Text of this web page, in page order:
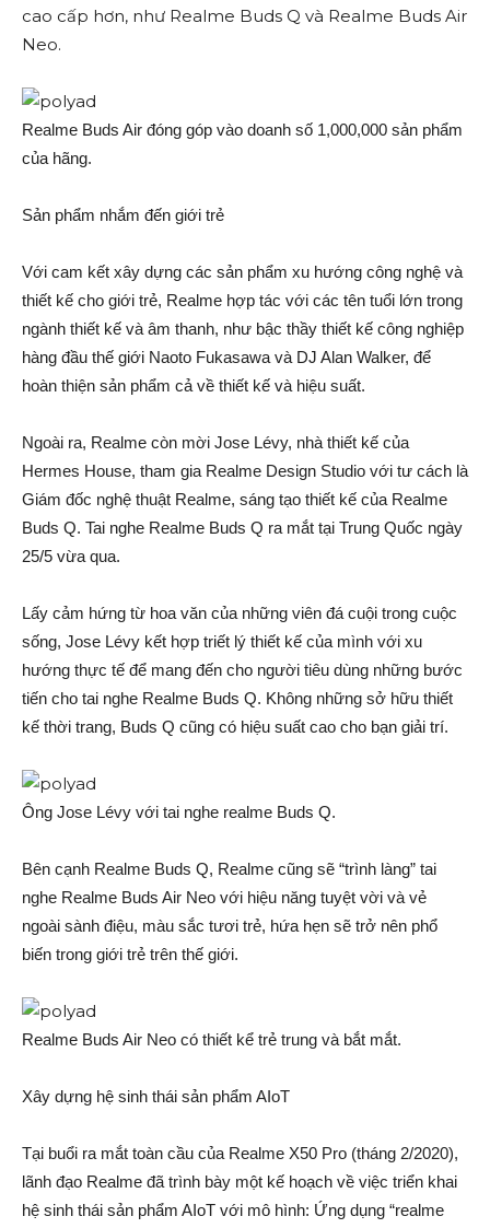
cao cấp hơn, như Realme Buds Q và Realme Buds Air
Neo.
Realme Buds Air đóng góp vào doanh số 1,000,000 sản phẩm
của hãng.
Sản phẩm nhắm đến giới trẻ
Với cam kết xây dựng các sản phẩm xu hướng công nghệ và
thiết kế cho giới trẻ, Realme hợp tác với các tên tuổi lớn trong
ngành thiết kế và âm thanh, như bậc thầy thiết kế công nghiệp
hàng đầu thế giới Naoto Fukasawa và DJ Alan Walker, để
hoàn thiện sản phẩm cả về thiết kế và hiệu suất.
Ngoài ra, Realme còn mời Jose Lévy, nhà thiết kế của
Hermes House, tham gia Realme Design Studio với tư cách là
Giám đốc nghệ thuật Realme, sáng tạo thiết kế của Realme
Buds Q. Tai nghe Realme Buds Q ra mắt tại Trung Quốc ngày
25/5 vừa qua.
Lấy cảm hứng từ hoa văn của những viên đá cuội trong cuộc
sống, Jose Lévy kết hợp triết lý thiết kế của mình với xu
hướng thực tế để mang đến cho người tiêu dùng những bước
tiến cho tai nghe Realme Buds Q. Không những sở hữu thiết
kế thời trang, Buds Q cũng có hiệu suất cao cho bạn giải trí.
Ông Jose Lévy với tai nghe realme Buds Q.
Bên cạnh Realme Buds Q, Realme cũng sẽ “trình làng” tai
nghe Realme Buds Air Neo với hiệu năng tuyệt vời và vẻ
ngoài sành điệu, màu sắc tươi trẻ, hứa hẹn sẽ trở nên phổ
biến trong giới trẻ trên thế giới.
Realme Buds Air Neo có thiết kể trẻ trung và bắt mắt.
Xây dựng hệ sinh thái sản phẩm AIoT
Tại buổi ra mắt toàn cầu của Realme X50 Pro (tháng 2/2020),
lãnh đạo Realme đã trình bày một kế hoạch về việc triển khai
hệ sinh thái sản phẩm AIoT với mô hình: Ứng dụng “realme